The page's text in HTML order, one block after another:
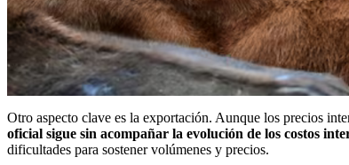
Otro aspecto clave es la exportación. Aunque los precios
oficial sigue sin acompañar la evolución de los costos
dificultades para sostener volúmenes y precios.